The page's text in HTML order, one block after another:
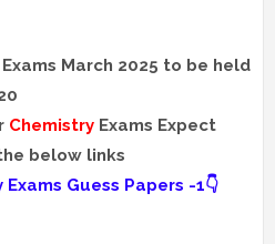
March 2025 to be held
Chemistry Exams Expect
below links
Guess Papers -1👇